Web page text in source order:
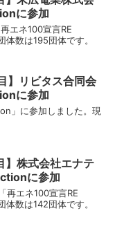
に参加
エネ100宣言RE
数は195団体です。
】リビタス合同会
に参加
」に参加しました。現
】株式会社エナテ
に参加
再エネ100宣言RE
数は142団体です。